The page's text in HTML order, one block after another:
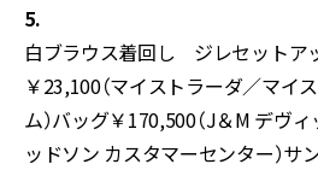
5.
白ブラウス着回し ジレセットア
￥23,100（マイストラーダ／マイ
ム）バッグ￥170,500（J＆M デヴ
ッドソン カスタマーセンター）サ